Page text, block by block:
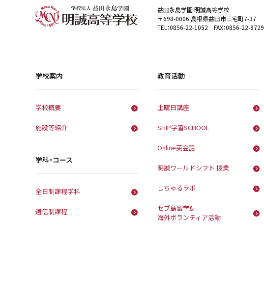
益田永島学園 明誠高等学校
〒698-0006 島根県益田市三宅町7-37
TEL：0856-22-1052 FAX：0856-22-8729
学校案内
学校概要
施設等紹介
学科・コース
全日制課程学科
通信制課程
教育活動
土曜日講座
SHIP学習SCHOOL
Online英会話
明誠ワールドシフト 授業
しちゃるラボ
セブ島留学&
海外ボランティア活動